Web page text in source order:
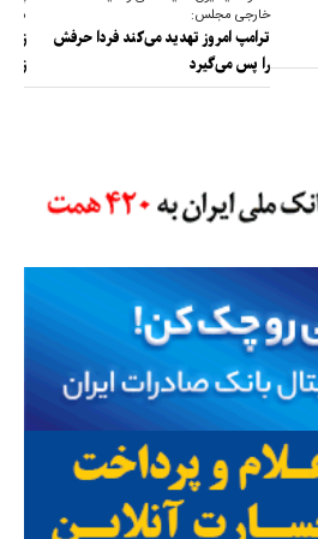
خارجی مجلس:
ترامپ امروز تهدید می‌کند فردا حرفش
را پس می‌گیرد